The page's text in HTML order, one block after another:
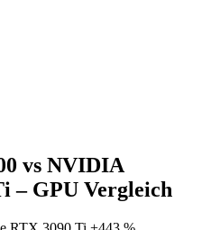
vs NVIDIA
– GPU Vergleich